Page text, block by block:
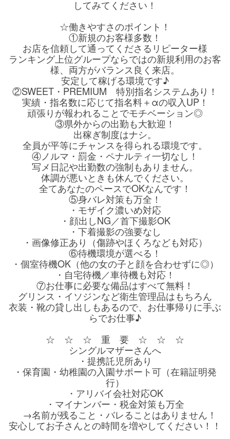
してみてください！
☆働きやすさのポイント！
①新規のお客様多数！
お店を信頼して通ってくださるリピーター様
ランキング上位グループならではの新規利用のお客
様、両方がバランス良く来店。
安定して稼げる環境です♪
②SWEET・PREMIUM 特別指名システムあり！
実績・指名数に応じて指名料＋αの収入UP！
頑張りが報われることでモチベーション◎
③県外からの出勤も大歓迎！
出稼ぎ制度はナシ。
全員が平等にチャンスを得られる環境です。
④ノルマ・罰金・ペナルティ一切なし！
写メ日記や出勤数の強制もありません。
体調が悪いときも休んでください。
全てあなたのペースでOKなんです！
⑤身バレ対策も万全！
・モザイク濃いめ対応
・顔出しNG／首下撮影OK
・下着撮影の強要なし
・画像修正あり（傷跡やほくろなども対応）
⑥待機環境が選べる！
・個室待機OK（他の女の子と顔を合わせずに◎）
・自宅待機／車待機も対応！
⑦お仕事に必要な備品はすべて無料！
グリンス・イソジンなど衛生管理品はもちろん
衣装・靴の貸し出しもあるので、お仕事帰りに手ぶ
らでお仕事♪
☆ ☆ ☆ 重 要 ☆ ☆ ☆
シングルマザーさんへ
・提携託児所あり
・保育園・幼稚園の入園サポート可（在籍証明発
行）
・アリバイ会社対応OK
・マイナンバー・税金対策も万全
→名前が残ること・バレることはありません！
安心してお子さんとの時間を増やしてください！！